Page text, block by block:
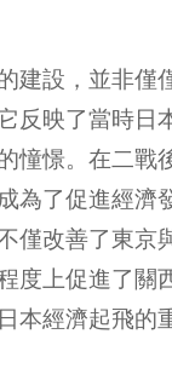
建設，並非僅
反映了當時日
憧憬。在二戰
為了促進經濟
僅改善了東京
度上促進了關
本經濟起飛的